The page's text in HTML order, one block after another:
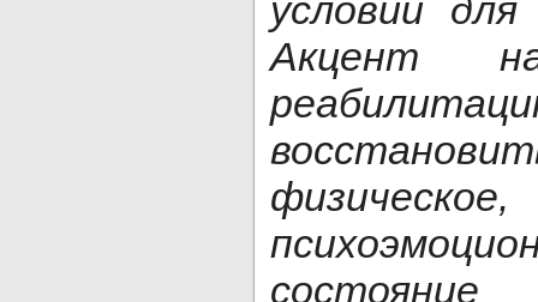
условий
Акцент
состояние